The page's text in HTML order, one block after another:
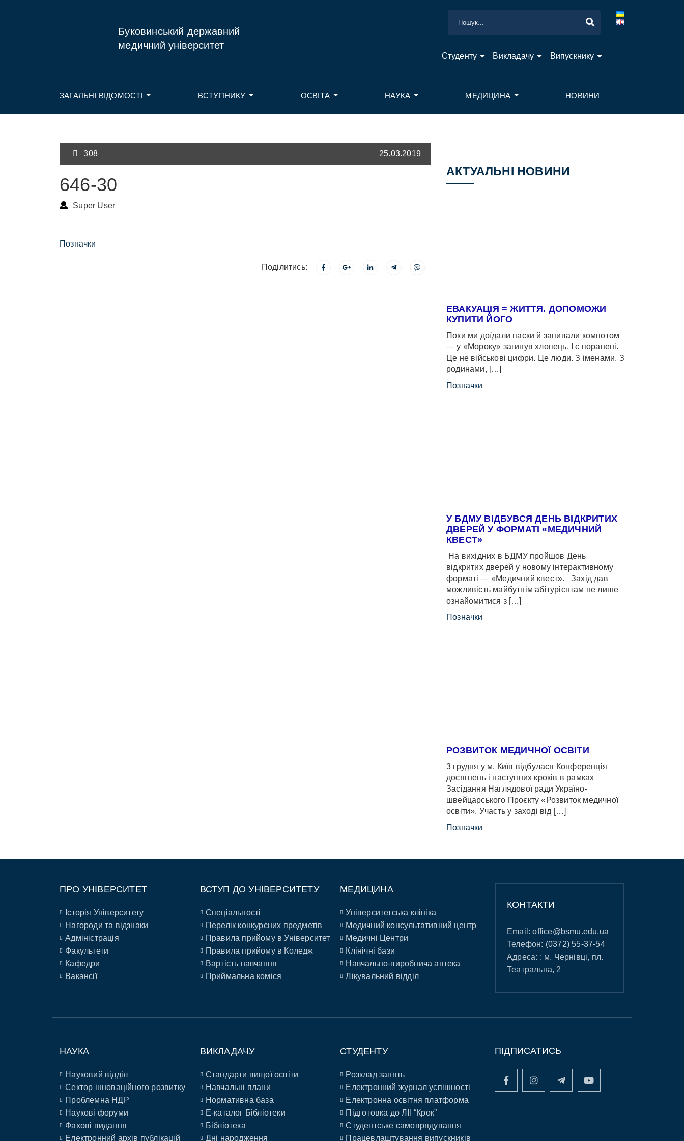
Буковинський державний
медичний університет
Студенту Викладачу Випускнику
ЗАГАЛЬНІ ВІДОМОСТІ ВСТУПНИКУ ОСВІТА НАУКА МЕДИЦИНА НОВИНИ
308 25.03.2019
646-30
Super User
Позначки
Поділитись:
АКТУАЛЬНІ НОВИНИ
ЕВАКУАЦІЯ = ЖИТТЯ. ДОПОМОЖИ
КУПИТИ ЙОГО
Поки ми доїдали паски й запивали компотом
— у «Мороку» загинув хлопець. І є поранені.
Це не військові цифри. Це люди. З іменами. З
родинами, […]
Позначки
У БДМУ ВІДБУВСЯ ДЕНЬ ВІДКРИТИХ
ДВЕРЕЙ У ФОРМАТІ «МЕДИЧНИЙ
КВЕСТ»
На вихідних в БДМУ пройшов День
відкритих дверей у новому інтерактивному
форматі — «Медичний квест». Захід дав
можливість майбутнім абітурієнтам не лише
ознайомитися з […]
Позначки
РОЗВИТОК МЕДИЧНОЇ ОСВІТИ
3 грудня у м. Київ відбулася Конференція
досягнень і наступних кроків в рамках
Засідання Наглядової ради Україно-
швейцарського Проєкту «Розвиток медичної
освіти». Участь у заході від […]
Позначки
ПРО УНІВЕРСИТЕТ
Історія Університету
Нагороди та відзнаки
Адміністрація
Факультети
Кафедри
Вакансії
ВСТУП ДО УНІВЕРСИТЕТУ
Спеціальності
Перелік конкурсних предметів
Правила прийому в Університет
Правила прийому в Коледж
Вартість навчання
Приймальна коміся
МЕДИЦИНА
Університетська клініка
Медичний консультативний центр
Медичні Центри
Клінічні бази
Навчально-виробнича аптека
Лікувальний відділ
КОНТАКТИ
Email:office@bsmu.edu.ua
Телефон: (0372) 55-37-54
Адреса: : м. Чернівці, пл.
Театральна, 2
НАУКА
Науковий відділ
Сектор інноваційного розвитку
Проблемна НДР
Наукові форуми
Фахові видання
Електронний архів публікацій
ВИКЛАДАЧУ
Стандарти вищої освіти
Навчальні плани
Нормативна база
E-каталог Бібліотеки
Бібліотека
Дні народження
СТУДЕНТУ
Розклад занять
Електронний журнал успішності
Електронна освітня платформа
Підготовка до ЛІІ “Крок”
Студентське самоврядування
Працевлаштування випускників
ПІДПИСАТИСЬ